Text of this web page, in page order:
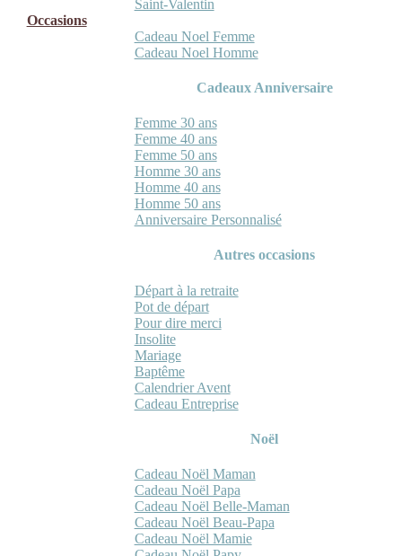
Saint-Valentin
Occasions
Cadeau Noel Femme
Cadeau Noel Homme
Cadeaux Anniversaire
Femme 30 ans
Femme 40 ans
Femme 50 ans
Homme 30 ans
Homme 40 ans
Homme 50 ans
Anniversaire Personnalisé
Autres occasions
Départ à la retraite
Pot de départ
Pour dire merci
Insolite
Mariage
Baptême
Calendrier Avent
Cadeau Entreprise
Noël
Cadeau Noël Maman
Cadeau Noël Papa
Cadeau Noël Belle-Maman
Cadeau Noël Beau-Papa
Cadeau Noël Mamie